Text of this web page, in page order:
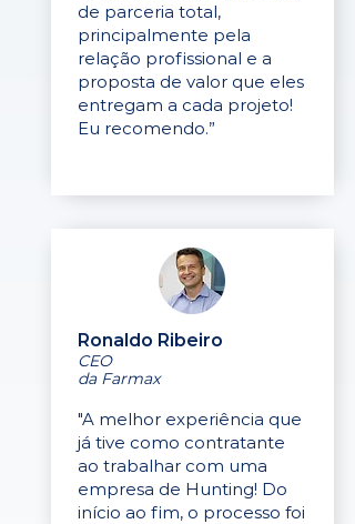
de parceria total,
principalmente pela
relação profissional e a
proposta de valor que eles
entregam a cada projeto!
Eu recomendo.”
Ronaldo Ribeiro
CEO
da Farmax
"A melhor experiência que
já tive como contratante
ao trabalhar com uma
empresa de Hunting! Do
início ao fim, o processo foi